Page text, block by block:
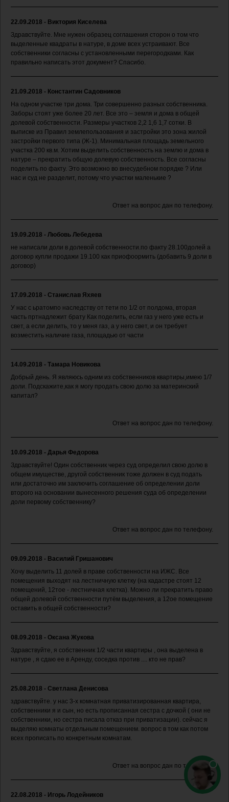
22.09.2018 - Виктория Киселева
Здравствуйте. Мне нужен образец соглашения сторон о том что
выделенные квадраты в натуре, в доме всех устраивают. Все
собственники согласны с установленными перегородками. Как
правильно написать этот документ? Спасибо.
21.09.2018 - Константин Садовников
На одном участке три дома. Три совершенно разных собственника.
Заборы стоят уже более 20 лет. Все это – земля и дома в общей
долевой собственности. Размеры участков 2,2 1,6 1,7 сотки. В
выписке из Правил землепользования и застройки это зона жилой
застройки первого типа (Ж-1). Минимальная площадь земельного
участка 200 кв.м. Хотим выделить собственность на землю и дома в
натуре – прекратить общую долевую собственность. Все согласны
поделить по факту. Это возможно во внесудебном порядке ? Или
нас и суд не разделит, потому что участки маленькие ?
Ответ на вопрос дан по телефону.
19.09.2018 - Любовь Лебедева
не написали доли в долевой собственности.по факту 28.100долей а
договор купли продажи 19.100 как приофоормить (добавить 9 доли в
договор)
17.09.2018 - Станислав Яхяев
У нас с ьратомпо наследству от тети по 1/2 от полдома, вторая
часть пртнадлежит брату Как поделить, если газ у него уже есть и
свет, а если делить, то у меня газ, а у него свет, и он требует
возместить наличие газа, площадью от части
14.09.2018 - Тамара Новикова
Добрый день. Я являюсь одним из собственников квартиры,имею 1/7
доли. Подскажите,как я могу продать свою долю за материнский
капитал?
Ответ на вопрос дан по телефону.
10.09.2018 - Дарья Федорова
Здравствуйте! Один собственник через суд определил свою долю в
общем имуществе, другой собственник тоже должен в суд подать
или достаточно им заключить соглашение об определении доли
второго на основании вынесенного решения суда об определении
доли первому собственнику?
Ответ на вопрос дан по телефону.
09.09.2018 - Василий Гришанович
Хочу выделить 11 долей в праве собственности на ИЖС. Все
помещения выходят на лестничную клетку (на кадастре стоят 12
помещений, 12тое - лестничная клетка). Можно ли прекратить право
общей долевой собственности путём выделения, а 12ое помещение
оставить в общей собственности?
08.09.2018 - Оксана Жукова
Здравствуйте, я собственник 1/2 части квартиры , она выделена в
натуре , я сдаю ее в Аренду, соседка против .... кто не прав?
25.08.2018 - Светлана Денисова
здравствуйте. у нас 3-х комнатная приватизированная квартира,
собственники я и сын, но есть прописанная сестра с дочкой ( они не
собственники, но сестра писала отказ при приватизации). сейчас я
выделяю комнаты отдельным помещением. вопрос в том как потом
всех прописать по конкретным комнатам.
Ответ на вопрос дан по телефону.
22.08.2018 - Игорь Лодейников